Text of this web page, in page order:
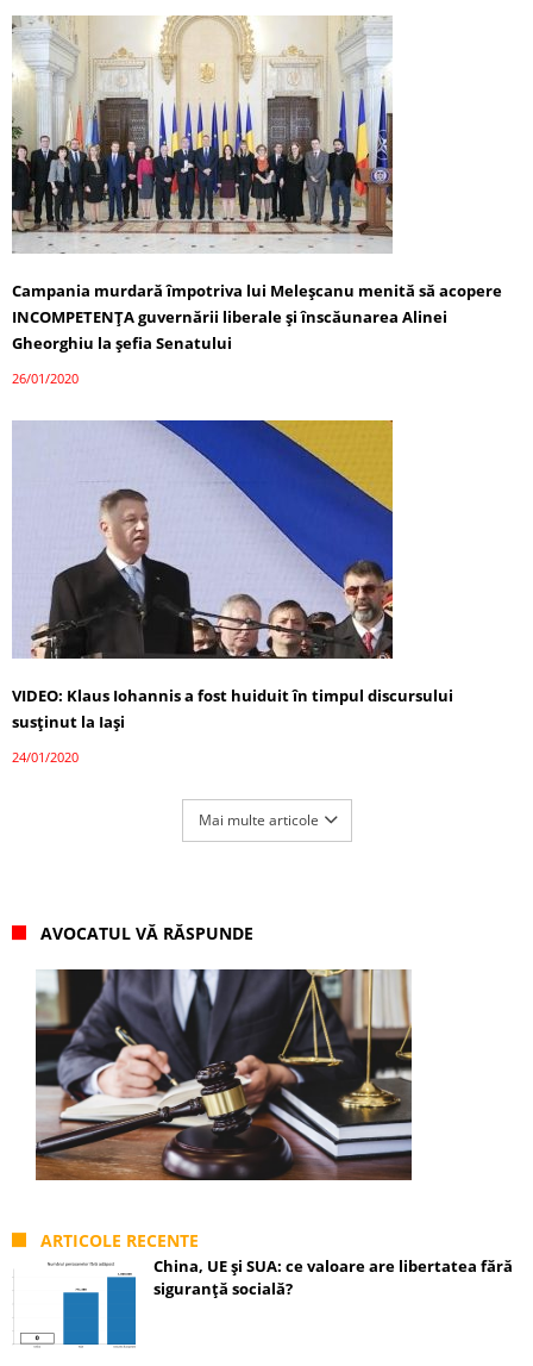
Campania murdară împotriva lui Meleșcanu menită să acopere
INCOMPETENȚA guvernării liberale și înscăunarea Alinei
Gheorghiu la șefia Senatului
26/01/2020
VIDEO: Klaus Iohannis a fost huiduit în timpul discursului
susținut la Iași
24/01/2020
Mai multe articole
AVOCATUL VĂ RĂSPUNDE
ARTICOLE RECENTE
China, UE și SUA: ce valoare are libertatea fără
siguranță socială?